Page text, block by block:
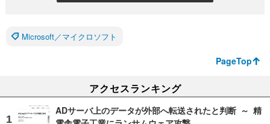
Microsoft／マイクロソフト
PageTop
アクセスランキング
ADサーバ上のデータが外部へ転送されたと判断 ～ 精